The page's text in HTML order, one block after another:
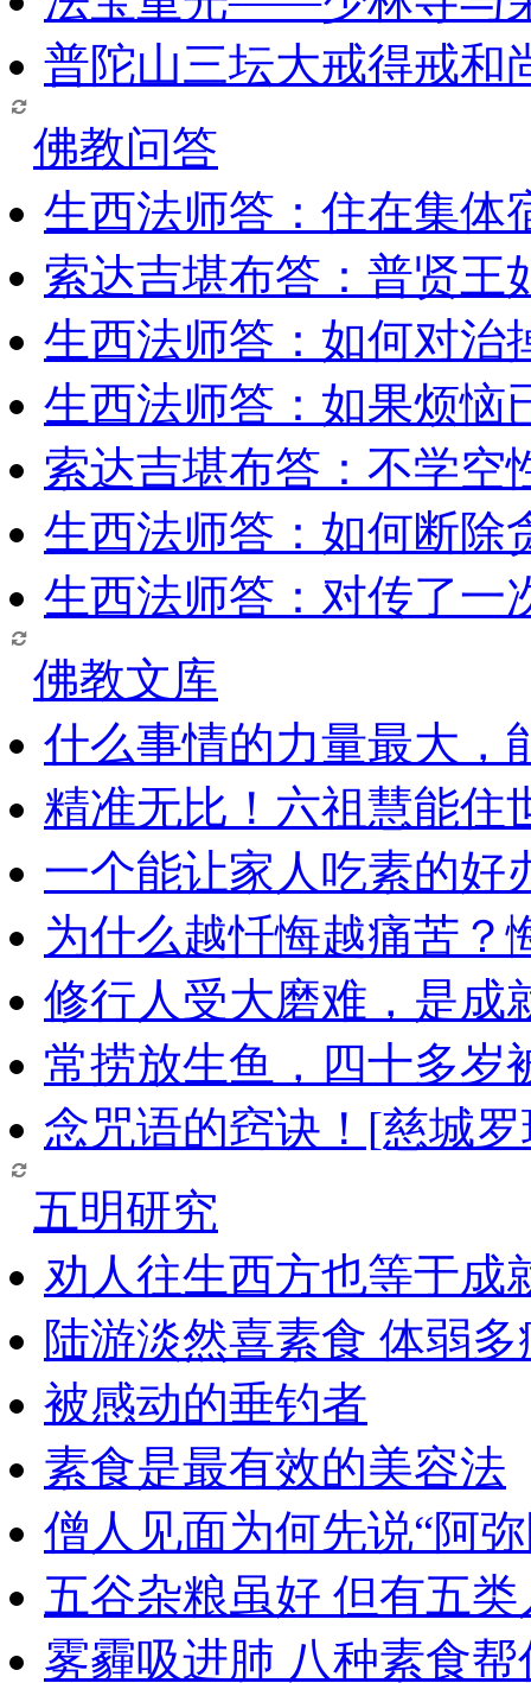
普陀山三坛大戒得戒和
佛教问答
生西法师答：住在集体
索达吉堪布答：普贤王
生西法师答：如何对治
生西法师答：如果烦恼
索达吉堪布答：​不学空
生西法师答：如何断除
生西法师答：对传了一
佛教文库
什么事情的力量最大，
精准无比！六祖慧能住
一个能让家人吃素的好
为什么越忏悔越痛苦？
修行人受大磨难，是成
常捞放生鱼，四十多岁
念咒语的窍诀！[慈城
五明研究
劝人往生西方也等于成
陆游淡然喜素食 体弱
被感动的垂钓者
素食是最有效的美容法
僧人见面为何先说“阿
五谷杂粮虽好 但有五
雾霾吸进肺 八种素食帮